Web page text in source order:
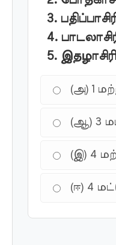
3.
4.
5.
(அ) 1
(ஆ) 3
(இ) 4
(ஈ) 4